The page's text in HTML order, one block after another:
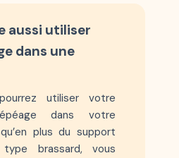
aussi utiliser
dans une
utiliser votre
dans votre
plus du support
brassard, vous